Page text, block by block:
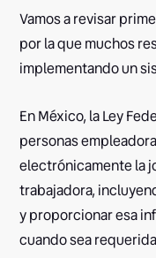
Vamos a revisar
por la que muchos
implementando un
En México, la Ley
personas
electrónicamente la
trabajadora,
y proporcionar esa
cuando sea